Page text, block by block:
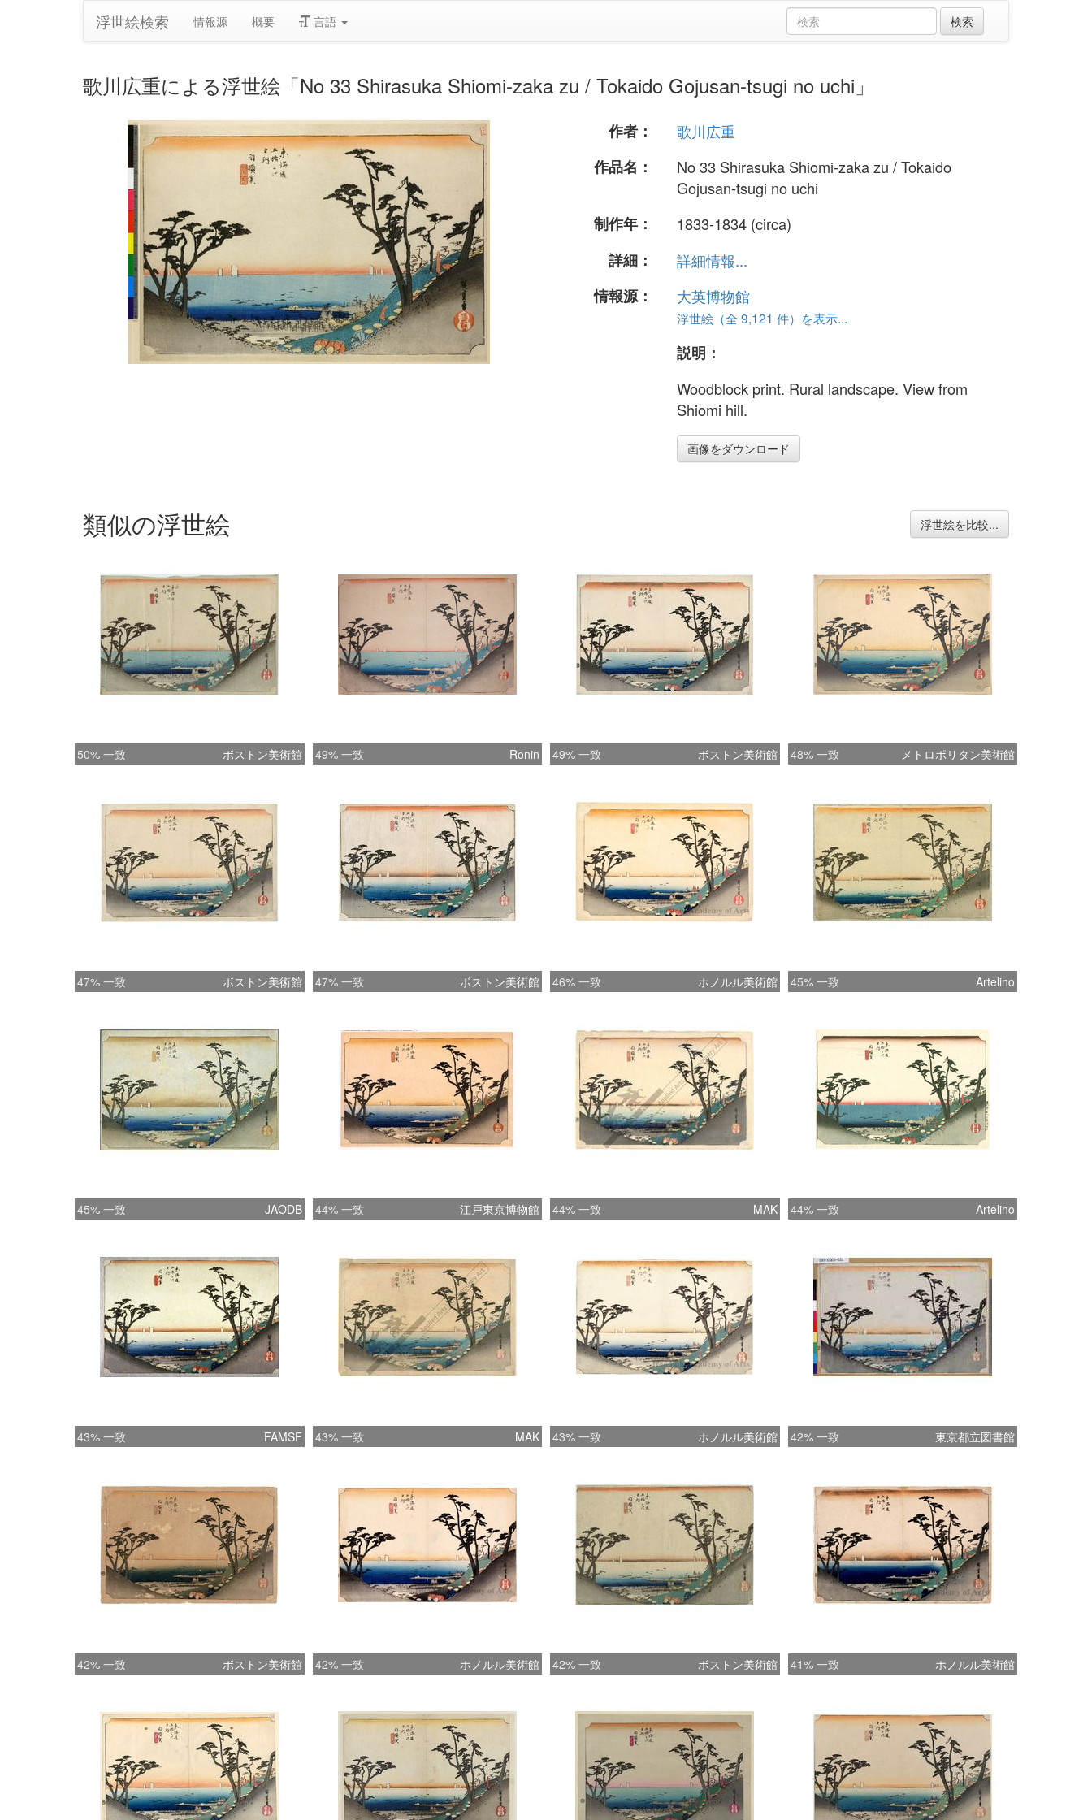
浮世絵検索 情報源 概要 言語
歌川広重による浮世絵「No 33 Shirasuka Shiomi-zaka zu / Tokaido Gojusan-tsugi no uchi」
作者：
歌川広重
作品名：
No 33 Shirasuka Shiomi-zaka zu / Tokaido
Gojusan-tsugi no uchi
制作年：
1833-1834 (circa)
詳細：
詳細情報...
情報源：
大英博物館
浮世絵（全 9,121 件）を表示...
説明：
Woodblock print. Rural landscape. View from
Shiomi hill.
画像をダウンロード
類似の浮世絵 浮世絵を比較...
50% 一致 ボストン美術館 49% 一致 Ronin 49% 一致 ボストン美術館 48% 一致 メトロポリタン美術館
47% 一致 ボストン美術館 47% 一致 ボストン美術館 46% 一致 ホノルル美術館 45% 一致 Artelino
45% 一致 JAODB 44% 一致 江戸東京博物館 44% 一致 MAK 44% 一致 Artelino
43% 一致 FAMSF 43% 一致 MAK 43% 一致 ホノルル美術館 42% 一致 東京都立図書館
42% 一致 ボストン美術館 42% 一致 ホノルル美術館 42% 一致 ボストン美術館 41% 一致 ホノルル美術館